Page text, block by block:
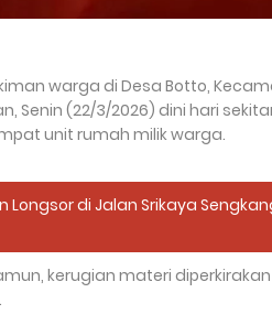
warga di Desa Botto,
Senin (22/3/2026) dini hari
unit rumah milik warga.
Longsor di Jalan Srikaya
kerugian materi